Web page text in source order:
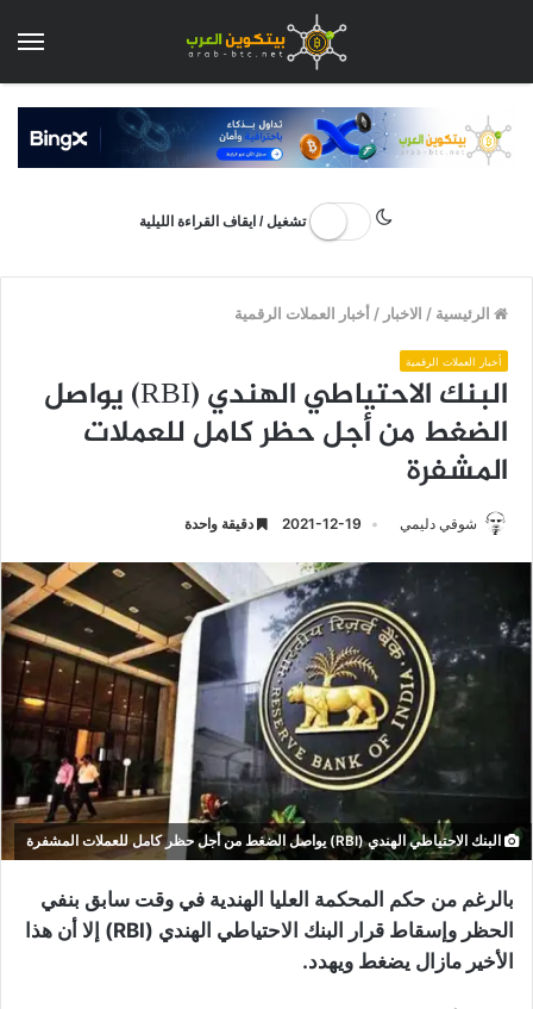
تشغيل / ايقاف القراءة الليلية
الرئيسية / الاخبار /أخبار العملات الرقمية
أخبار العملات الرقمية
البنك الاحتياطي الهندي (RBI) يواصل
الضغط من أجل حظر كامل للعملات
المشفرة
شوقي دليمي 2021-12-19 دقيقة واحدة
البنك الاحتياطي الهندي (RBI) يواصل الضغط من أجل حظر كامل للعملات المشفرة
بالرغم من حكم المحكمة العليا الهندية في وقت سابق بنفي
الحظر وإسقاط قرار البنك الاحتياطي الهندي (RBI) إلا أن هذا
الأخير مازال يضغط ويهدد.